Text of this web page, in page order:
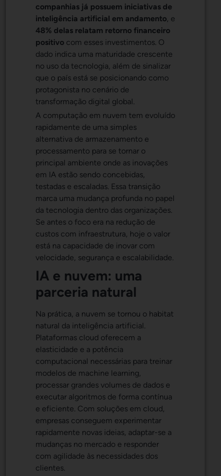
companhias já possuem iniciativas de
inteligência artificial em andamento , e
48% delas relatam retorno financeiro
positivo com esses investimentos. O
dado indica uma maturidade crescente
no uso da tecnologia, além de sinalizar
que o país está se posicionando como
protagonista no cenário de
transformação digital global.
A computação em nuvem tem evoluído
rapidamente de uma simples
alternativa de armazenamento e
processamento para se tornar o
principal ambiente onde as inovações
em IA estão sendo concebidas,
testadas e escaladas. Essa transição
marca uma mudança profunda no papel
da tecnologia dentro das organizações.
Se antes o foco era na redução de
custos com infraestrutura, hoje o valor
está na capacidade de inovar com
velocidade, segurança e escalabilidade.
IA e nuvem: uma
parceria natural
Na prática, a nuvem se tornou o habitat
natural da inteligência artificial.
Plataformas cloud oferecem a
elasticidade e a potência
computacional necessárias para treinar
modelos de machine learning,
processar grandes volumes de dados e
executar algoritmos de forma contínua
e eficiente. Com soluções em cloud,
empresas conseguem experimentar
rapidamente novas ideias, adaptar-se a
mudanças no mercado e responder
com agilidade às necessidades dos
clientes.